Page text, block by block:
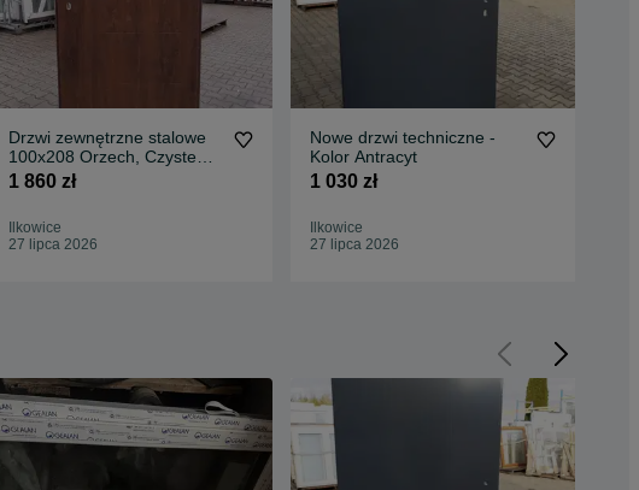
Drzwi zewnętrzne stalowe
100x208 Orzech, Czyste
powietrze
1 860 zł
Ilkowice
27 lipca 2026
Nowe drzwi techniczne -
Kolor Antracyt
1 030 zł
Ilkowice
27 lipca 2026